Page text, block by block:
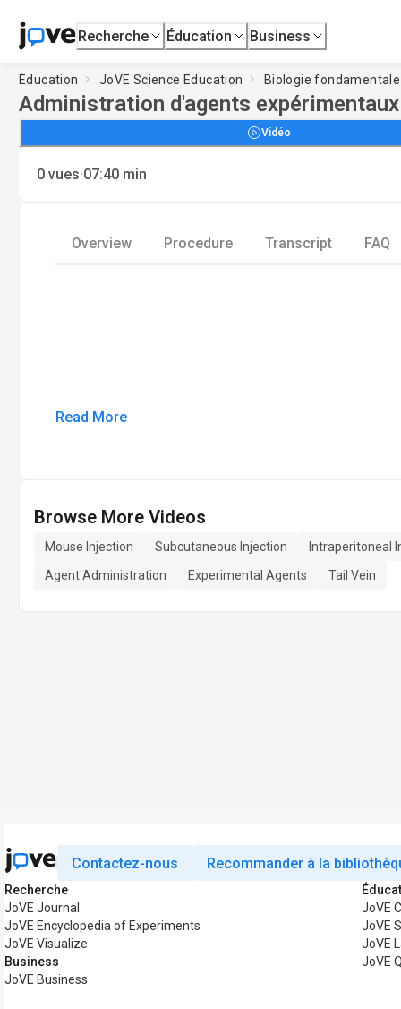
Recherche Éducation Business
Éducation JoVE Science Education Biologie fondamentale
Administration d'agents
Vidéo
0 vues·07:40 min
Overview Procedure Transcript FAQ
Read More
Browse More Videos
Mouse Injection Subcutaneous Injection
Intraperitoneal
Agent Administration
Experimental Agents Tail Vein
Contactez-nous Recommander à la
Recherche
JoVE Journal
JoVE Encyclopedia of Experiments
JoVE Visualize
Business
JoVE Business
JoVE
JoVE
JoVE
JoVE